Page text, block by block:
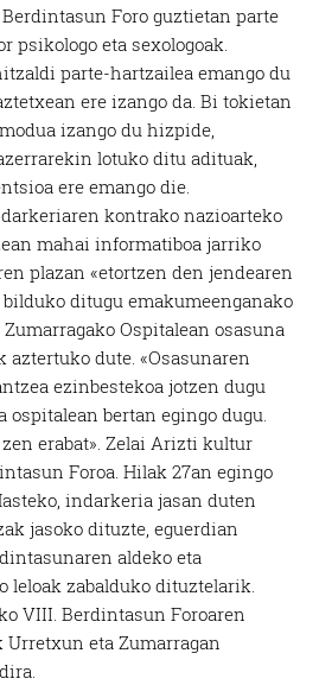
Foro guztietan parte
psikologo eta sexologoak.
parte-hartzailea emango du
ere izango da. Bi tokietan
izango du hizpide,
lotuko ditu adituak,
ere emango die.
kontrako nazioarteko
mahai informatiboa jarriko
plazan «etortzen den jendearen
ditugu emakumeenganako
Ospitalean osasuna
dute. «Osasunaren
ezinbestekoa jotzen dugu
bertan egingo dugu.
erabat». Zelai Arizti kultur
Foroa. Hilak 27an egingo
indarkeria jasan duten
jasoko dituzte, eguerdian
aldeko eta
zabalduko dituztelarik.
VIII. Berdintasun Foroaren
eta Zumarragan